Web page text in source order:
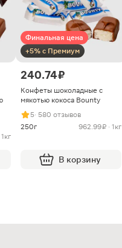
Финальная цена
+5% с Премиум
240.74 ₽
Конфеты шоколадные с
мякотью кокоса Bounty
5· 580 отзывов
250г
962.99 ₽ · 1кг
В корзину